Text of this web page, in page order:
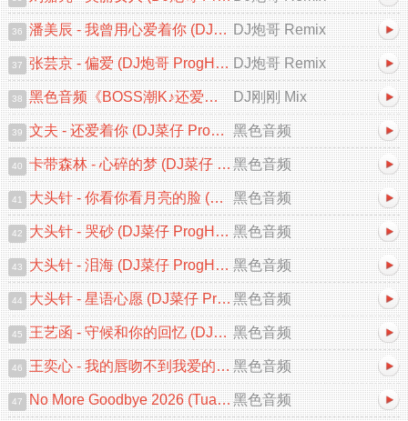
36 潘美辰 - 我曾用心爱着你 (DJ炮哥 ProgHouse Remix 2026) DJ炮哥 Remix
37 张芸京 - 偏爱 (DJ炮哥 ProgHouse Remix 2026)V2 DJ炮哥 Remix
38 黑色音频《BOSS潮K♪还爱着你&心碎的梦♪中文跳舞大碟V2》DJ刚刚 Mix DJ刚刚 Mix
39 文夫 - 还爱着你 (DJ菜仔 ProgHouse 2026 Remix) 黑色音频
40 卡带森林 - 心碎的梦 (DJ菜仔 ProgHouse 2026 Remix)黑色音频
41 大头针 - 你看你看月亮的脸 (DJ菜仔 ProgHouse Remix) 黑色音频
42 大头针 - 哭砂 (DJ菜仔 ProgHouse 2026 Remix) 黑色音频
43 大头针 - 泪海 (DJ菜仔 ProgHouse 2026 Remix) 黑色音频
44 大头针 - 星语心愿 (DJ菜仔 ProgHouse Remix)黑色音频
45 王艺函 - 守候和你的回忆 (DJ菜仔 ProgHouse 2026 Remix) 黑色音频
46 王奕心 - 我的唇吻不到我爱的人 (DJ菜仔 ProgHouse 2026 Remix) 黑色音频
47 No More Goodbye 2026 (Tuan Ying Chillout Mix VIP)黑色音频